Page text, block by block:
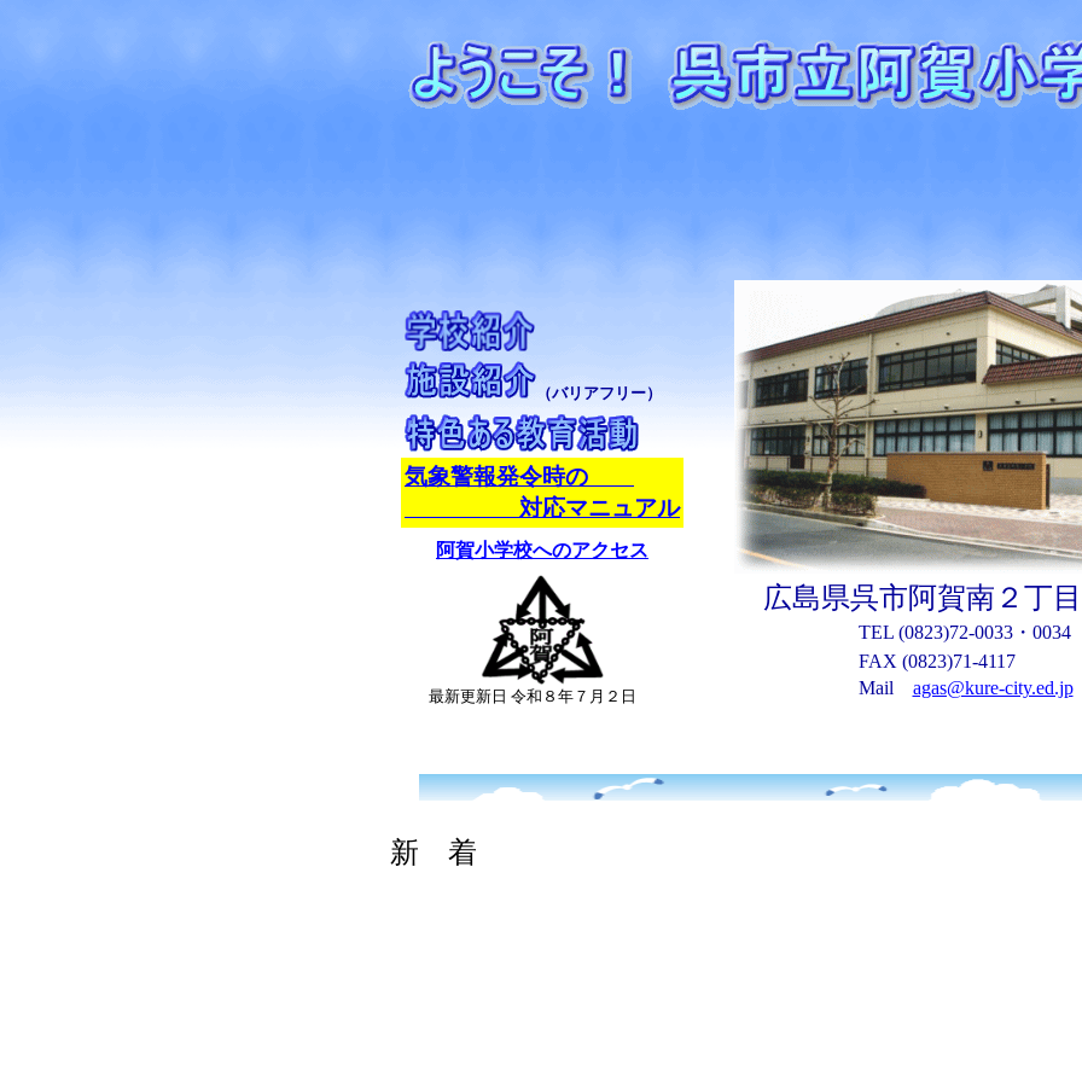
（バリアフリー）
気象警報発令時の
対応マニュアル
阿賀小学校へのアクセス
最新更新日 令和８年７月２日
広島県呉市阿賀南２丁
TEL (0823)72-0033・ 0034
FAX (0823)71-4117
Mail
agas@kure-city.ed.jp
新 着